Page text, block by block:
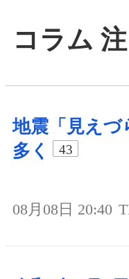
コラム
地震「見えづ
多く
43
08月08日 20:40